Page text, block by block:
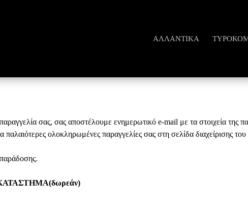
ΑΛΛΑΝΤΙΚΆ
σας, σας αποστέλουμε ενημερωτικό e-mail με τα στοιχεία της
παλαιότερες ολοκληρωμένες παραγγελίες σας στη σελίδα διαχείρισης